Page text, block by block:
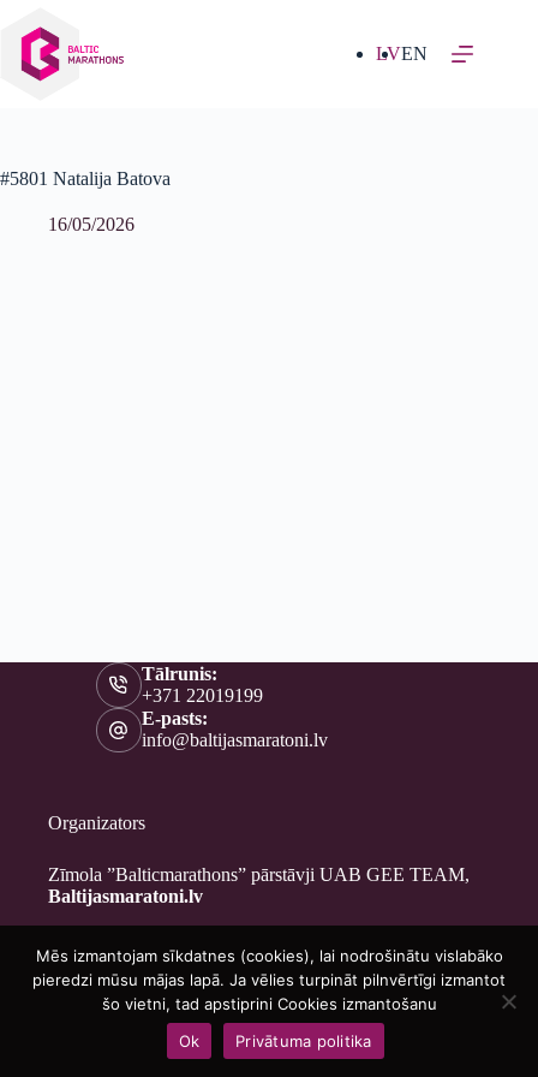
saturu
LVEN
#5801 Natalija Batova
16/05/2026
Tālrunis:
+371 22019199
E-pasts:
info@baltijasmaratoni.lv
Organizators
Zīmola ”Balticmarathons” pārstāvji UAB GEE TEAM,
Baltijasmaratoni.lv
Kontakti
Par mums
Brīvprātīgajiem
Privātuma politika
Copyright © 2026 - Baltijasmaratoni.lv
Mēs izmantojam sīkdatnes (cookies), lai nodrošinātu vislabāko
pieredzi mūsu mājas lapā. Ja vēlies turpināt pilnvērtīgi izmantot
šo vietni, tad apstiprini Cookies izmantošanu
Ok
Privātuma politika